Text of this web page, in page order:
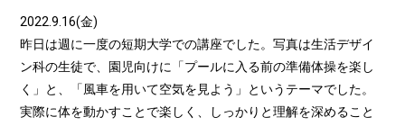
2022.9.16(金)
昨日は週に一度の短期大学での講座でした。写真は生活デザイ
ン科の生徒で、園児向けに「プールに入る前の準備体操を楽し
く」と、「風車を用いて空気を見よう」というテーマでした。
実際に体を動かすことで楽しく、しっかりと理解を深めること